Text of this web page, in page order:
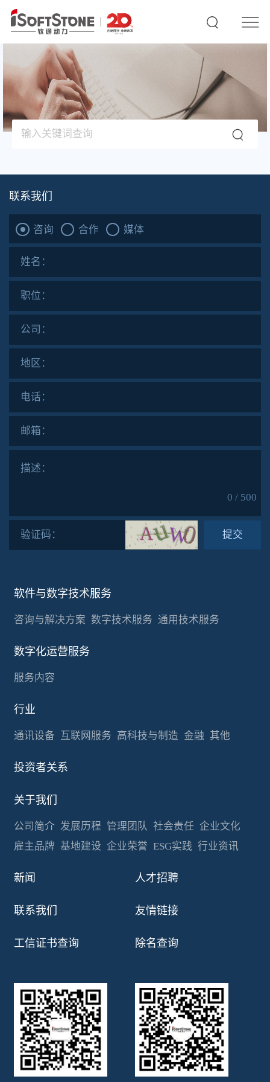
联系我们
咨询 合作 媒体
姓名：
职位：
公司：
地区：
电话：
邮箱：
描述：
0 / 500
验证码： 提交
软件与数字技术服务
咨询与解决方案 数字技术服务 通用技术服务
数字化运营服务
服务内容
行业
通讯设备 互联网服务 高科技与制造 金融 其他
投资者关系
关于我们
公司简介 发展历程 管理团队 社会责任 企业文化
雇主品牌 基地建设 企业荣誉 ESG实践 行业资讯
新闻 人才招聘
联系我们 友情链接
工信证书查询 除名查询